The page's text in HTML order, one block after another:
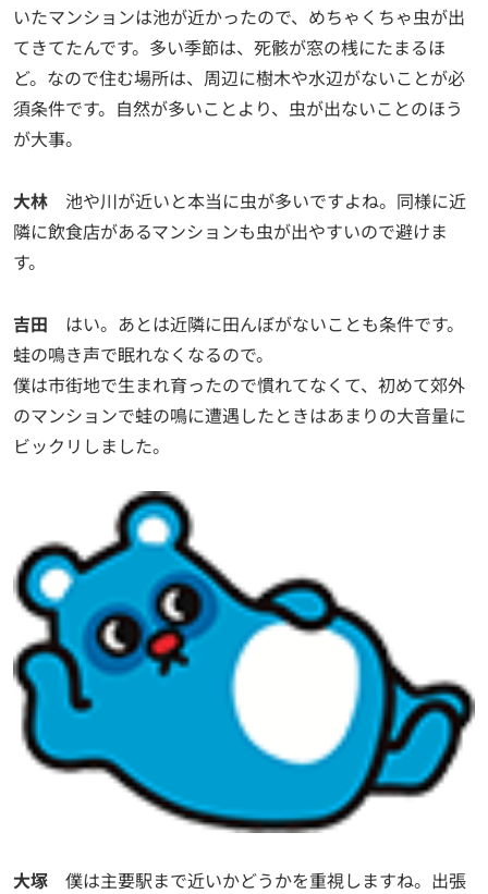
いたマンションは池が近かったので、めちゃくちゃ虫が出
てきてたんです。多い季節は、死骸が窓の桟にたまるほ
ど。なので住む場所は、周辺に樹木や水辺がないことが必
須条件です。自然が多いことより、虫が出ないことのほう
が大事。
大林 池や川が近いと本当に虫が多いですよね。同様に近
隣に飲食店があるマンションも虫が出やすいので避けま
す。
吉田 はい。あとは近隣に田んぼがないことも条件です。
蛙の鳴き声で眠れなくなるので。
僕は市街地で生まれ育ったので慣れてなくて、初めて郊外
のマンションで蛙の鳴に遭遇したときはあまりの大音量に
ビックリしました。
大塚 僕は主要駅まで近いかどうかを重視しますね。出張